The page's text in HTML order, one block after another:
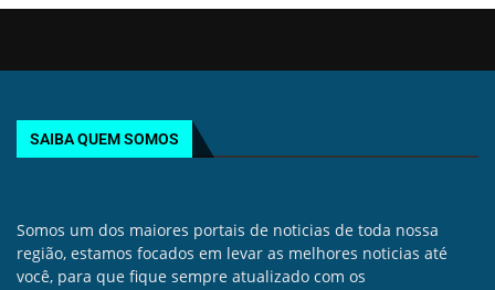
SAIBA QUEM SOMOS
Somos um dos maiores portais de noticias de toda nossa
região, estamos focados em levar as melhores noticias até
você, para que fique sempre atualizado com os